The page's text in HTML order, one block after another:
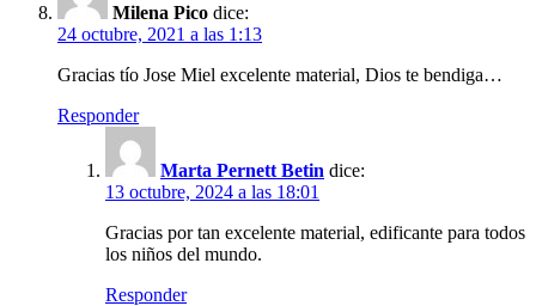
Milena Pico dice:
24 octubre, 2021 a las 1:13
Gracias tío Jose Miel excelente material, Dios te bendiga…
Responder
Marta Pernett Betin dice:
13 octubre, 2024 a las 18:01
Gracias por tan excelente material, edificante para todos
los niños del mundo.
Responder